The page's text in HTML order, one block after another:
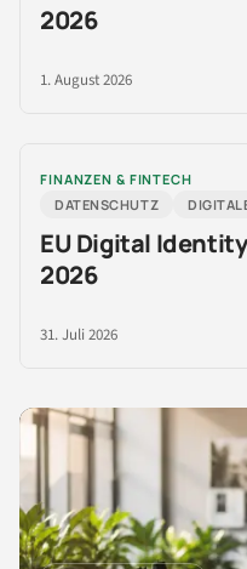
2026
1. August 2026
FINANZEN & FINTECH
DATENSCHUTZ
EU Digital
2026
31. Juli 2026